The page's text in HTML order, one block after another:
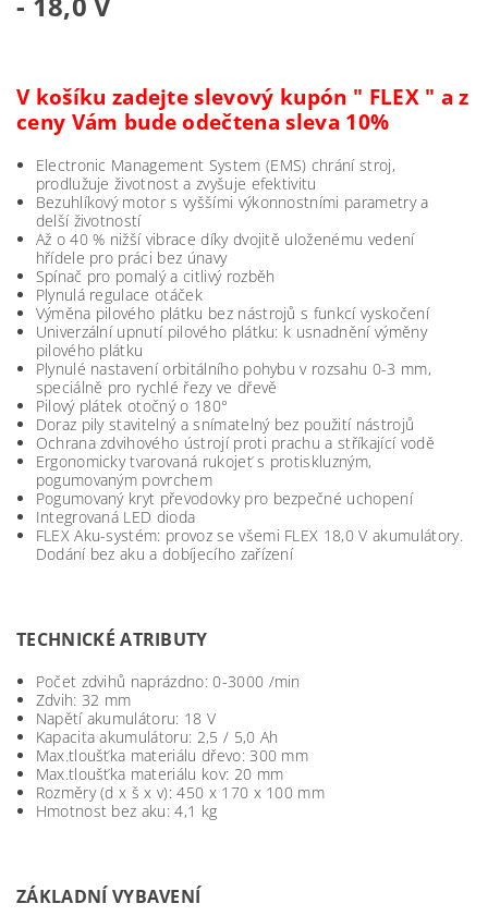
V košíku zadejte slevový kupón " FLEX " a z
ceny Vám bude odečtena sleva 10%
Electronic Management System (EMS) chrání stroj,
prodlužuje životnost a zvyšuje efektivitu
Bezuhlíkový motor s vyššími výkonnostními parametry a
delší životností
Až o 40 % nižší vibrace díky dvojitě uloženému vedení
hřídele pro práci bez únavy
Spínač pro pomalý a citlivý rozběh
Plynulá regulace otáček
Výměna pilového plátku bez nástrojů s funkcí vyskočení
Univerzální upnutí pilového plátku: k usnadnění výměny
pilového plátku
Plynulé nastavení orbitálního pohybu v rozsahu 0-3 mm,
speciálně pro rychlé řezy ve dřevě
Pilový plátek otočný o 180°
Doraz pily stavitelný a snímatelný bez použití nástrojů
Ochrana zdvihového ústrojí proti prachu a stříkající vodě
Ergonomicky tvarovaná rukojeť s protiskluzným,
pogumovaným povrchem
Pogumovaný kryt převodovky pro bezpečné uchopení
Integrovaná LED dioda
FLEX Aku-systém: provoz se všemi FLEX 18,0 V akumulátory.
Dodání bez aku a dobíjecího zařízení
TECHNICKÉ ATRIBUTY
Počet zdvihů naprázdno:0-3000 /min
Zdvih: 32 mm
Napětí akumulátoru: 18 V
Kapacita akumulátoru: 2,5 / 5,0 Ah
Max.tloušťka materiálu dřevo:300 mm
Max.tloušťka materiálu kov: 20 mm
Rozměry (d x š x v):450 x 170 x 100 mm
Hmotnost bez aku:4,1 kg
ZÁKLADNÍ VYBAVENÍ